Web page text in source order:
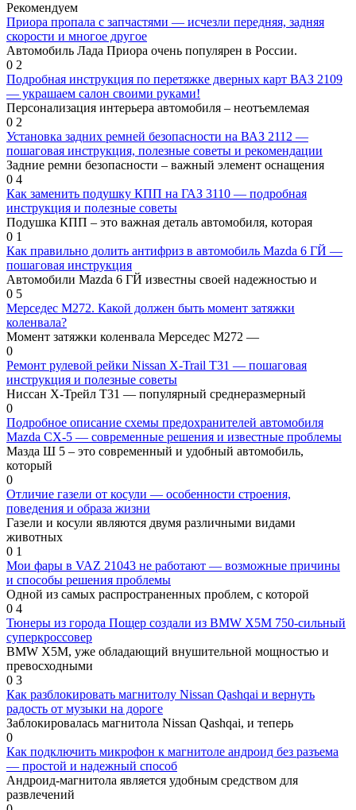
Рекомендуем
Приора пропала с запчастями — исчезли передняя, задняя
скорости и многое другое
Автомобиль Лада Приора очень популярен в России.
0 2
Подробная инструкция по перетяжке дверных карт ВАЗ 2109
— украшаем салон своими руками!
Персонализация интерьера автомобиля – неотъемлемая
0 2
Установка задних ремней безопасности на ВАЗ 2112 —
пошаговая инструкция, полезные советы и рекомендации
Задние ремни безопасности – важный элемент оснащения
0 4
Как заменить подушку КПП на ГАЗ 3110 — подробная
инструкция и полезные советы
Подушка КПП – это важная деталь автомобиля, которая
0 1
Как правильно долить антифриз в автомобиль Mazda 6 ГЙ —
пошаговая инструкция
Автомобили Mazda 6 ГЙ известны своей надежностью и
0 5
Мерседес М272. Какой должен быть момент затяжки
коленвала?
Момент затяжки коленвала Мерседес М272 —
0
Ремонт рулевой рейки Nissan X-Trail T31 — пошаговая
инструкция и полезные советы
Ниссан Х-Трейл Т31 — популярный среднеразмерный
0
Подробное описание схемы предохранителей автомобиля
Mazda CX-5 — современные решения и известные проблемы
Мазда Ш 5 – это современный и удобный автомобиль,
который
0
Отличие газели от косули — особенности строения,
поведения и образа жизни
Газели и косули являются двумя различными видами
животных
0 1
Мои фары в VAZ 21043 не работают — возможные причины
и способы решения проблемы
Одной из самых распространенных проблем, с которой
0 4
Тюнеры из города Пощер создали из BMW X5M 750-сильный
суперкроссовер
BMW X5M, уже обладающий внушительной мощностью и
превосходными
0 3
Как разблокировать магнитолу Nissan Qashqai и вернуть
радость от музыки на дороге
Заблокировалась магнитола Nissan Qashqai, и теперь
0
Как подключить микрофон к магнитоле андроид без разъема
— простой и надежный способ
Андроид-магнитола является удобным средством для
развлечений